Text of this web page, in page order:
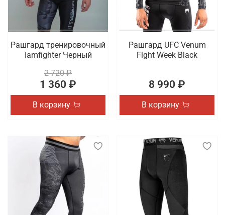
Рашгард тренировочный
Iamfighter Черный
2 720 ₽
1 360 ₽
В корзину
Рашгард UFC Venum
Fight Week Black
8 990 ₽
В корзину